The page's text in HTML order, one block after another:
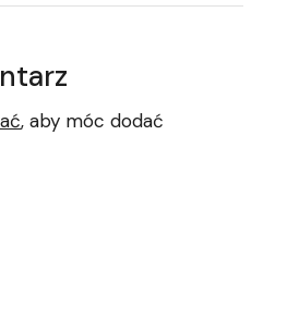
, aby móc dodać